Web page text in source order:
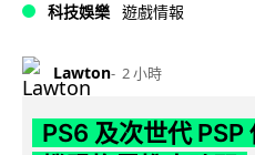
科技娛樂 遊戲情報
Lawton 2 小時
PS6 及次世代 PSP